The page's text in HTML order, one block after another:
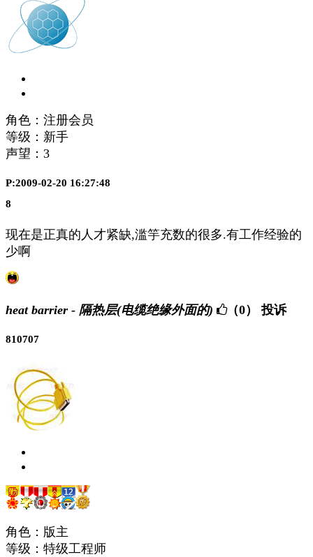
角色：注册会员
等级：新手
声望： 3
P:2009-02-20 16:27:48
8
现在是正真的人才紧缺,滥竽充数的很多.有工作经验的
少啊
heat barrier - 隔热层(电缆绝缘外面的) （0） 投诉
810707
角色：版主
等级：特级工程师